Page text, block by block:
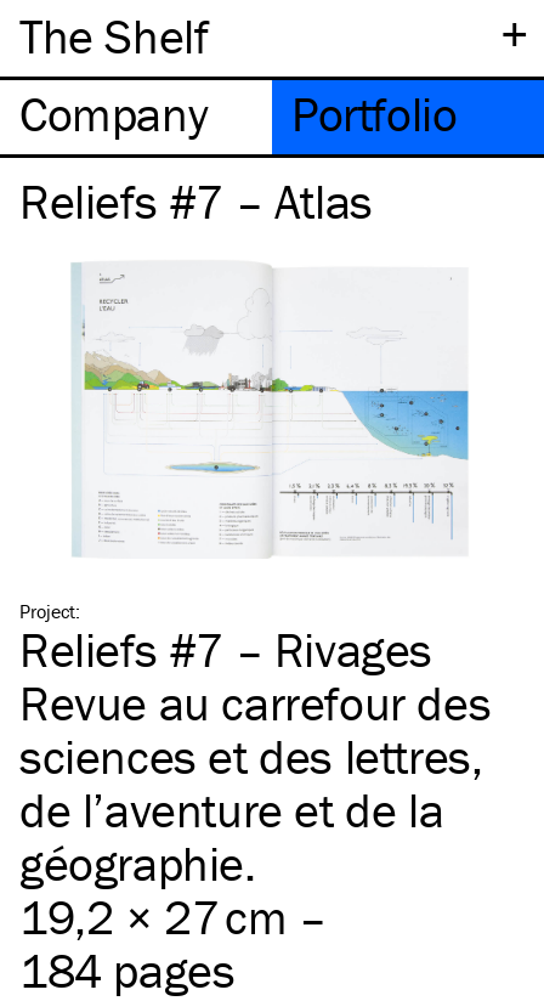
+
The Shelf
Company
Portfolio
Reliefs #7 – Atlas
Project:
Reliefs #7 – Rivages
Revue au carrefour des
sciences et des lettres,
de l’aventure et de la
géographie.
19,2 × 27 cm –
184 pages